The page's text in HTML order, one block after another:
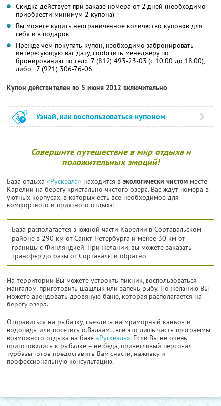
Скидка действует при заказе номера от 2 дней (необходимо
приобрести минимум 2 купона)
Вы можете купить неограниченное количество купонов для
себя и в подарок
Прежде чем покупать купон, необходимо забронировать
интересующую вас дату, сообщить менеджеру по
бронированию по тел::+7 (812) 493-23-03 (с 10.00 до 18.00),
либо +7 (921) 306-76-06
Купон действителен по 5 июня 2012 включительно
Узнай, как воспользоваться купоном
Совершите путешествие в мир отдыха и
положительных эмоций!
База отдыха «Рускеала» находится в экологически чистом месте
Карелии на берегу кристально чистого озера. Вас ждут номера в
уютных корпусах, в которых есть все необходимое для
комфортного и приятного отдыха!
База располагается в южной части Карелии в Сортавальском
районе в 290 км от Санкт-Петербурга и менее 30 км от
границы с Финляндией. При желании, вы можете заказать
трансфер до базы от Сортавалы и обратно.
На территории Вы можете устроить пикник, воспользоваться
мангалом, приготовить шашлык или запечь рыбу. По желанию Вы
можете арендовать дровяную баню, которая располагается на
берегу озера.
Отправиться на рыбалку, съездить на мраморный каньон и
водопады или посетить о.Валаам…все это лишь часть программы
возможного отдыха на базе «Рускеала». Если Вы не очень
приготовились к рыбалке – не беда, приветливый персонал
турбазы готов предоставить Вам снасти, наживку и
профессиональную консультацию.